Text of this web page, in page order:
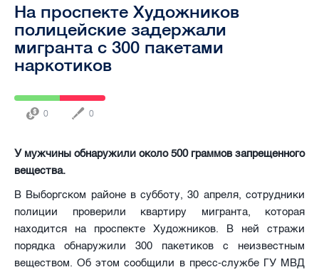
На проспекте Художников
полицейские задержали
мигранта с 300 пакетами
наркотиков
0 0
У мужчины обнаружили около 500 граммов запрещенного
вещества.
В Выборгском районе в субботу, 30 апреля, сотрудники
полиции проверили квартиру мигранта, которая
находится на проспекте Художников. В ней стражи
порядка обнаружили 300 пакетиков с неизвестным
веществом. Об этом сообщили в пресс-службе ГУ МВД